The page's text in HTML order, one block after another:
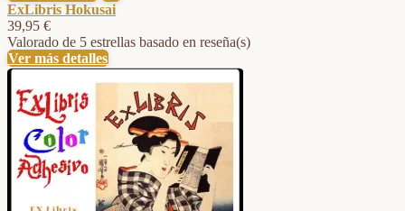
ExLibris Hokusai
39,95 €
Valorado de 5 estrellas basado en reseña(s)
Ver más detalles